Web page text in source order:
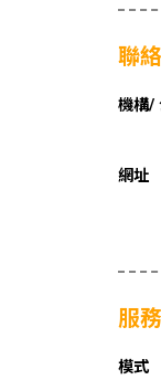
聯
機構/
網址
服
模式